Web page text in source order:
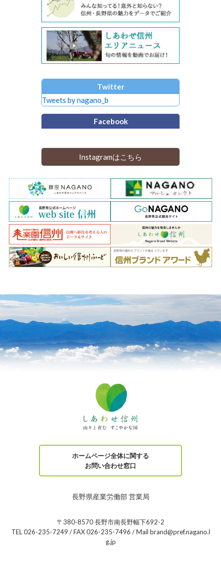
Twitter
Tweets by nagano_b
Facebook
Instagramはこちら
ホームページ全体に関する
お問い合わせ窓口
長野県産業労働部 営業局
〒380-8570 長野市南長野幅下692-2
TEL 026-235-7249 / FAX 026-235-7496 / Mail brand@pref.nagano.l
g.jp